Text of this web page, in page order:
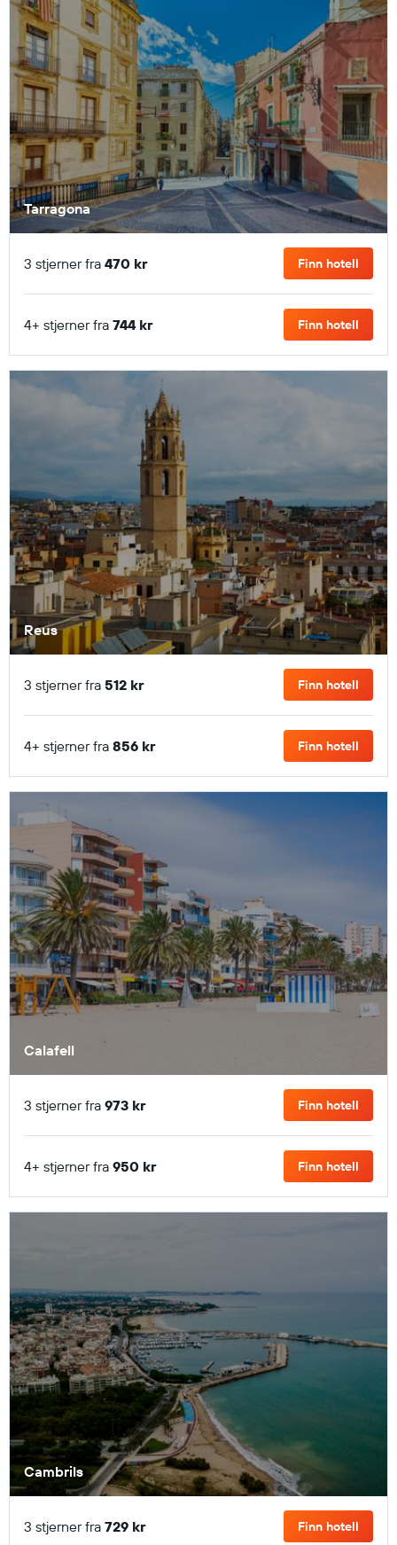
Tarragona
3 stjerner fra 470 kr Finn hotell
4+ stjerner fra 744 kr Finn hotell
Reus
3 stjerner fra 512 kr Finn hotell
4+ stjerner fra 856 kr Finn hotell
Calafell
3 stjerner fra 973 kr Finn hotell
4+ stjerner fra 950 kr Finn hotell
Cambrils
3 stjerner fra 729 kr Finn hotell